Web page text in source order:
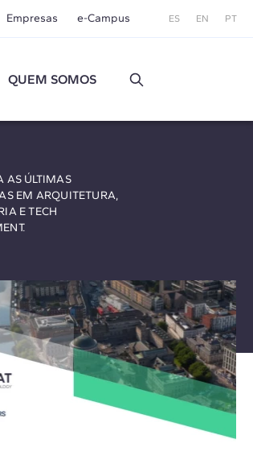
Empresas e-Campus ES EN PT
QUEM SOMOS
AS ÚLTIMAS
EM ARQUITETURA,
E TECH